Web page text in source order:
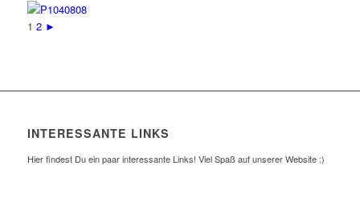
1 2 ►
INTERESSANTE LINKS
Hier findest Du ein paar interessante Links! Viel Spaß auf unserer Website :)